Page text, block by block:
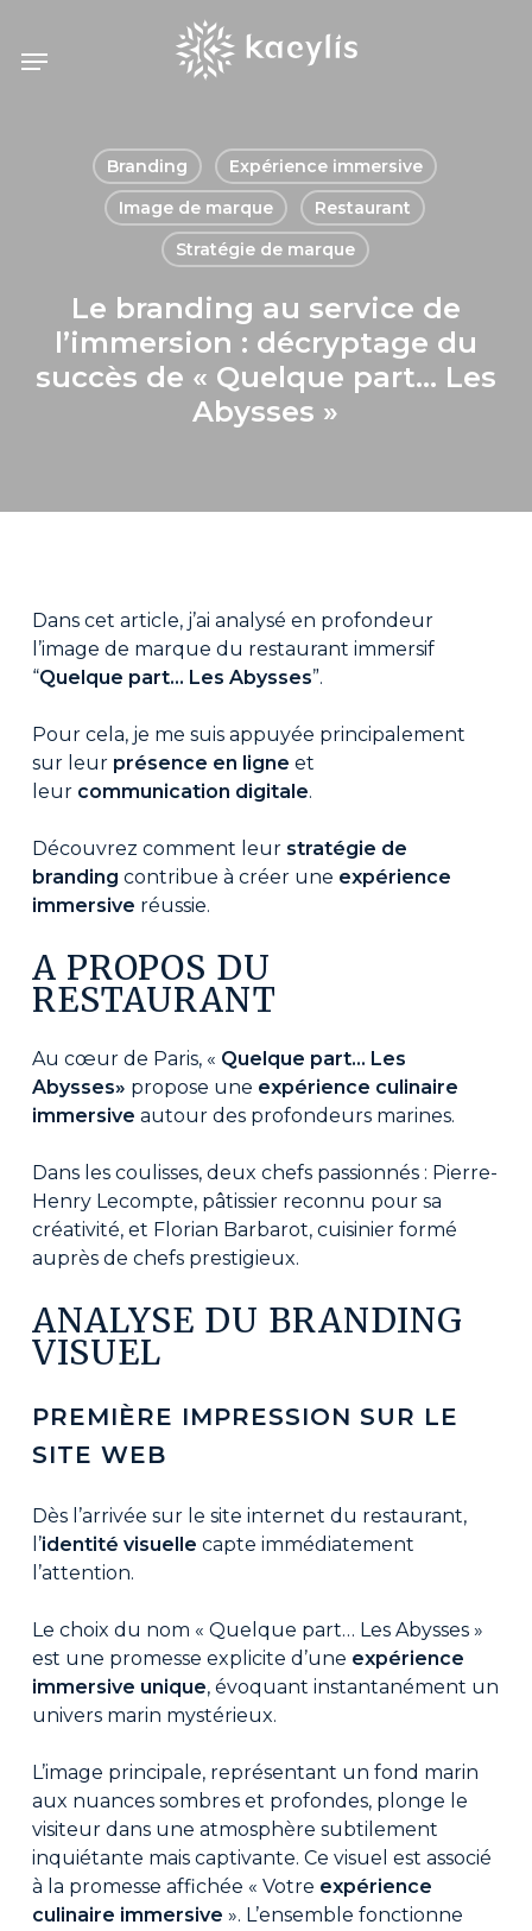
Menu
Branding
Expérience immersive
Image de marque
Restaurant
Stratégie de marque
Le branding au service de
l’immersion : décryptage du
succès de « Quelque part… Les
Abysses »
Dans cet article, j’ai analysé en profondeur
l’image de marque du restaurant immersif
“Quelque part… Les Abysses”.
Pour cela, je me suis appuyée principalement
sur leur présence en ligne et
leur communication digitale.
Découvrez comment leur stratégie de
branding contribue à créer une expérience
immersive réussie.
A PROPOS DU
RESTAURANT
Au cœur de Paris, « Quelque part… Les
Abysses» propose une expérience culinaire
immersive autour des profondeurs marines.
Dans les coulisses, deux chefs passionnés : Pierre-
Henry Lecompte, pâtissier reconnu pour sa
créativité, et Florian Barbarot, cuisinier formé
auprès de chefs prestigieux.
ANALYSE DU BRANDING
VISUEL
PREMIÈRE IMPRESSION SUR LE
SITE WEB
Dès l’arrivée sur le site internet du restaurant,
l’identité visuelle capte immédiatement
l’attention.
Le choix du nom « Quelque part… Les Abysses »
est une promesse explicite d’une expérience
immersive unique, évoquant instantanément un
univers marin mystérieux.
L’image principale, représentant un fond marin
aux nuances sombres et profondes, plonge le
visiteur dans une atmosphère subtilement
inquiétante mais captivante. Ce visuel est associé
à la promesse affichée « Votre expérience
culinaire immersive ». L’ensemble fonctionne